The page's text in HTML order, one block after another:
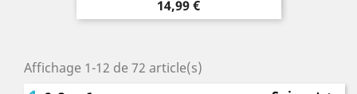
Prix
14,99 €
Affichage 1-12 de 72 article(s)